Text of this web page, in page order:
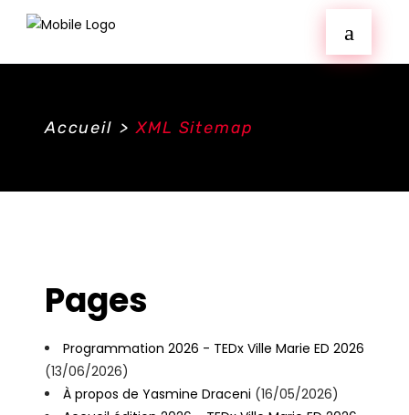
Accueil > XML Sitemap
Pages
Programmation 2026 - TEDx Ville Marie ED 2026
(13/06/2026)
À propos de Yasmine Draceni (16/05/2026)